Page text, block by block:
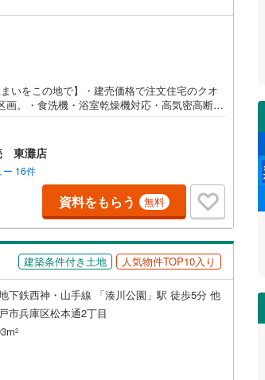
いをこの地で】・建売価格で注文住宅のクオ
画。・食洗機・浴室乾燥機対応・高気密高断熱
駅」まで徒歩約5分・駒ヶ林小学校まで徒歩
8分・スーパー「ライフ 鷹取店」まで徒歩約1
100 長田鷹取店」まで徒歩約5分＜特徴＞・L
、北東角地！前道ゆったり6m以上ございま
クセス可能！
東灘店
ー 16件
資料をもらう 無料
建築条件付き土地 人気物件TOP10入り
下鉄西神・山手線 「湊川公園」駅 徒歩5分 他
市兵庫区松本通2丁目
2
佐用郡佐用町(0)